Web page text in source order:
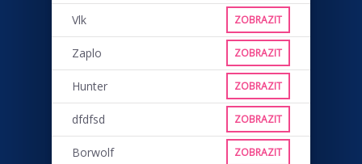
Vlk ZOBRAZIT
Zaplo ZOBRAZIT
Hunter ZOBRAZIT
dfdfsd ZOBRAZIT
Borwolf ZOBRAZIT